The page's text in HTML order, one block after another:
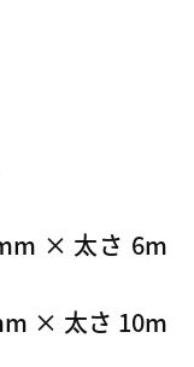
× 太さ 6m
× 太さ 10m